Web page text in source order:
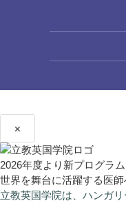
×
2026年度より新プログラ
世界を舞台に活躍する医師
立教英国学院は、ハンガ